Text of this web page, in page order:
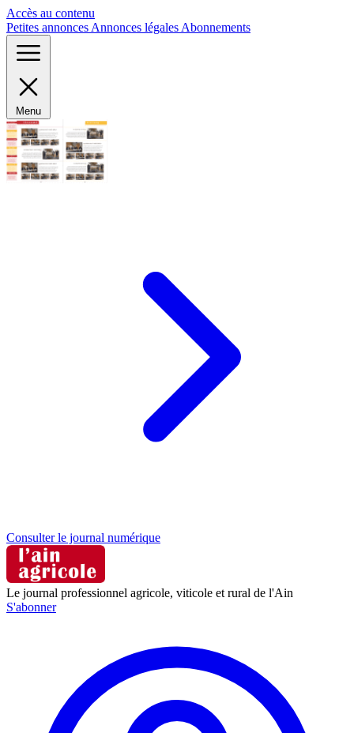
Accès au contenu
Petites annonces Annonces légales Abonnements
Menu
Consulter le journal numérique
Le journal professionnel agricole, viticole et rural de l'Ain
S'abonner
Panneau de gestion des cookies